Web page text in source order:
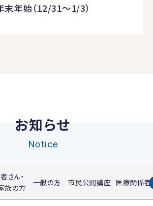
末年始（12/31～1/3）
お知らせ
Notice
さん・
族の方
一般の方 市民公開講座 医療関係